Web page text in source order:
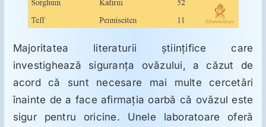
Majoritatea literaturii ştiinţifice care
investighează siguranţa ovăzului, a căzut de
acord că sunt necesare mai multe cercetări
înainte de a face afirmaţia oarbă că ovăzul este
sigur pentru oricine. Unele laboratoare oferă